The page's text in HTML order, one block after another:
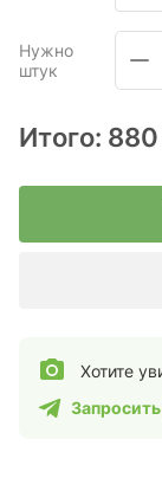
Нужно
штук
Итого:
Хотите